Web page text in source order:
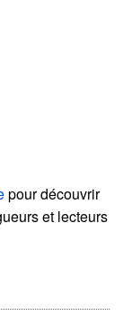
pour découvrir
et lecteurs